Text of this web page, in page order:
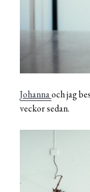
Johannaoch jag
veckor sedan.